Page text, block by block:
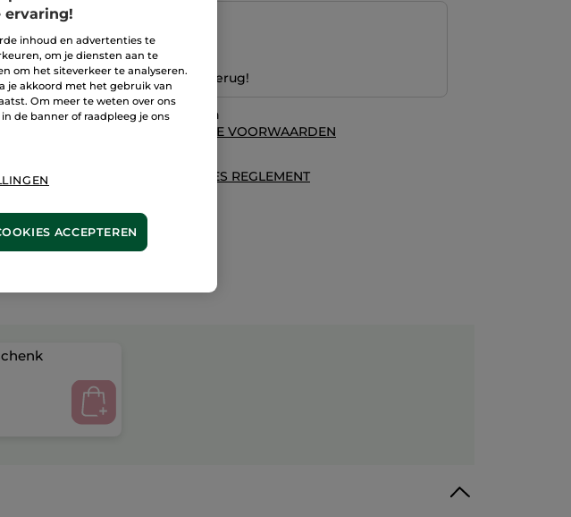
Veilige betaling
Niet tevreden? Geld terug!
Algemene Voorwaarden
LEES HIER DE ALGEMENE VOORWAARDEN
LEES KLANTENRECENSIES REGLEMENT
ervaring!
inhoud en advertenties te
om je diensten aan te
om het siteverkeer te analyseren.
je akkoord met het gebruik van
Om meer te weten over ons
de banner of raadpleeg je ons
ACCEPTEREN